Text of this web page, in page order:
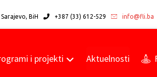
BiH +387 (33) 612-529 info@fli.ba
i projekti Aktuelnosti